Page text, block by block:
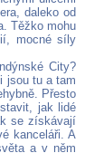
daleko od
Těžko mohu
mocné síly
City?
jsou tu a tam
Přesto
jak lidé
se získávají
kanceláři. A
a v něm